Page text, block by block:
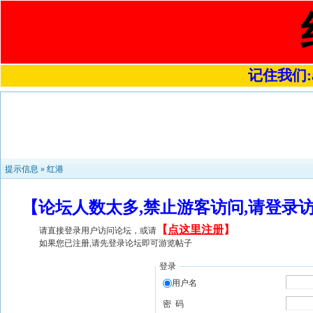
记住我们
提示信息 » 红港
【论坛人数太多,禁止游客访问,请登
请直接登录用户访问论坛，或请 【 点这里注册】
如果您已注册,请先登录论坛即可游览帖子
登录
用户名
密 码